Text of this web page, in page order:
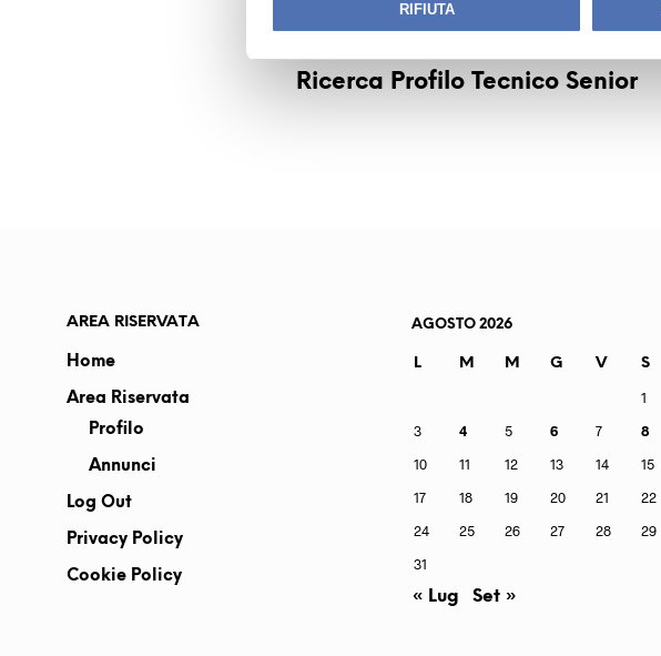
e
RIFIUTA
Ricerca Profilo Tecnico Senior
AREA RISERVATA
Home
Area Riservata
Profilo
Annunci
Log Out
Privacy Policy
Cookie Policy
AGOSTO 2026
L M M G V S
1
3
4 5 6 7 8
10
11 12 13 14 15
17
18 19 20 21 22
24
25 26 27 28 29
31
« Lug Set »